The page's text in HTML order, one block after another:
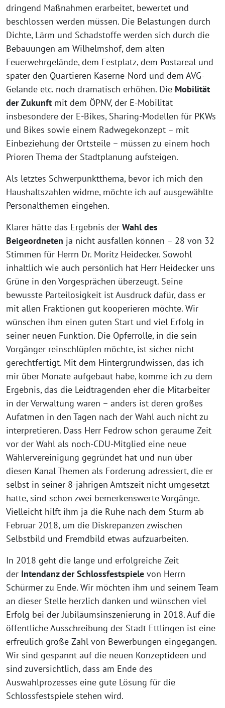
dringend Maßnahmen erarbeitet, bewertet und
beschlossen werden müssen. Die Belastungen durch
Dichte, Lärm und Schadstoffe werden sich durch die
Bebauungen am Wilhelmshof, dem alten
Feuerwehrgelände, dem Festplatz, dem Postareal und
später den Quartieren Kaserne-Nord und dem AVG-
Gelande etc. noch dramatisch erhöhen. Die Mobilität
der Zukunft mit dem ÖPNV, der E-Mobilität
insbesondere der E-Bikes, Sharing-Modellen für PKWs
und Bikes sowie einem Radwegekonzept – mit
Einbeziehung der Ortsteile – müssen zu einem hoch
Prioren Thema der Stadtplanung aufsteigen.
Als letztes Schwerpunktthema, bevor ich mich den
Haushaltszahlen widme, möchte ich auf ausgewählte
Personalthemen eingehen.
Klarer hätte das Ergebnis der Wahl des
Beigeordneten ja nicht ausfallen können – 28 von 32
Stimmen für Herrn Dr. Moritz Heidecker. Sowohl
inhaltlich wie auch persönlich hat Herr Heidecker uns
Grüne in den Vorgesprächen überzeugt. Seine
bewusste Parteilosigkeit ist Ausdruck dafür, dass er
mit allen Fraktionen gut kooperieren möchte. Wir
wünschen ihm einen guten Start und viel Erfolg in
seiner neuen Funktion. Die Opferrolle, in die sein
Vorgänger reinschlüpfen möchte, ist sicher nicht
gerechtfertigt. Mit dem Hintergrundwissen, das ich
mir über Monate aufgebaut habe, komme ich zu dem
Ergebnis, das die Leidtragenden eher die Mitarbeiter
in der Verwaltung waren – anders ist deren großes
Aufatmen in den Tagen nach der Wahl auch nicht zu
interpretieren. Dass Herr Fedrow schon geraume Zeit
vor der Wahl als noch-CDU-Mitglied eine neue
Wählervereinigung gegründet hat und nun über
diesen Kanal Themen als Forderung adressiert, die er
selbst in seiner 8-jährigen Amtszeit nicht umgesetzt
hatte, sind schon zwei bemerkenswerte Vorgänge.
Vielleicht hilft ihm ja die Ruhe nach dem Sturm ab
Februar 2018, um die Diskrepanzen zwischen
Selbstbild und Fremdbild etwas aufzuarbeiten.
In 2018 geht die lange und erfolgreiche Zeit
der Intendanz der Schlossfestspiele von Herrn
Schürmer zu Ende. Wir möchten ihm und seinem Team
an dieser Stelle herzlich danken und wünschen viel
Erfolg bei der Jubiläumsinszenierung in 2018. Auf die
öffentliche Ausschreibung der Stadt Ettlingen ist eine
erfreulich große Zahl von Bewerbungen eingegangen.
Wir sind gespannt auf die neuen Konzeptideen und
sind zuversichtlich, dass am Ende des
Auswahlprozesses eine gute Lösung für die
Schlossfestspiele stehen wird.